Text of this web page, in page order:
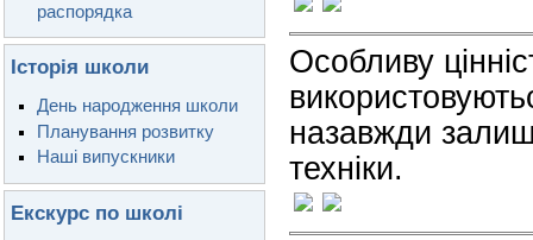
распорядка
Історія школи
День народження школи
Планування розвитку
Наші випускники
Екскурс по школі
Особливу
назавжди
техніки.